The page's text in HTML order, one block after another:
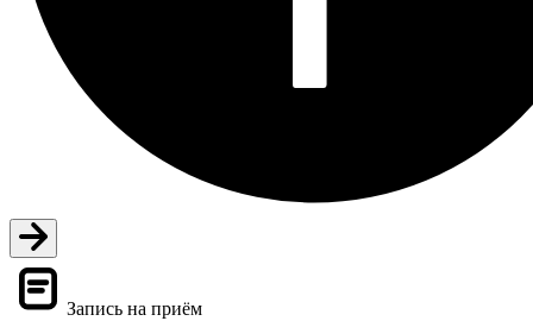
Запись на приём